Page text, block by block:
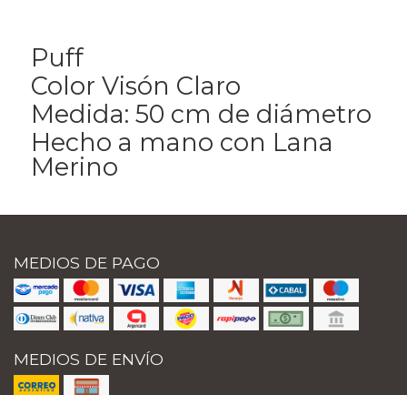
Puff
Color Visón Claro
Medida: 50 cm de diámetro
Hecho a mano con Lana
Merino
MEDIOS DE PAGO
MEDIOS DE ENVÍO